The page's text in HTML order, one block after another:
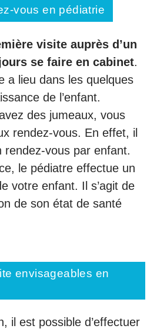
vous en pédiatrie
visite auprès d’un
se faire en cabinet.
a lieu dans les quelques
de l’enfant.
des jumeaux, vous
rendez-vous. En effet, il
rendez-vous par enfant.
le pédiatre effectue un
votre enfant. Il s’agit de
de son état de santé
envisageables en
il est possible d’effectuer